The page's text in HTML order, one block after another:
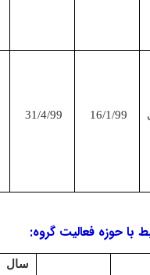
31/4/99
فعالیت گروه: